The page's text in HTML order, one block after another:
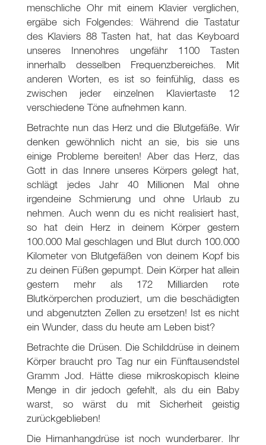
menschliche Ohr mit einem Klavier verglichen,
ergäbe sich Folgendes: Während die Tastatur
des Klaviers 88 Tasten hat, hat das Keyboard
unseres Innenohres ungefähr 1100 Tasten
innerhalb desselben Frequenzbereiches. Mit
anderen Worten, es ist so feinfühlig, dass es
zwischen jeder einzelnen Klaviertaste 12
verschiedene Töne aufnehmen kann.
Betrachte nun das Herz und die Blutgefäße. Wir
denken gewöhnlich nicht an sie, bis sie uns
einige Probleme bereiten! Aber das Herz, das
Gott in das Innere unseres Körpers gelegt hat,
schlägt jedes Jahr 40 Millionen Mal ohne
irgendeine Schmierung und ohne Urlaub zu
nehmen. Auch wenn du es nicht realisiert hast,
so hat dein Herz in deinem Körper gestern
100.000 Mal geschlagen und Blut durch 100.000
Kilometer von Blutgefäßen von deinem Kopf bis
zu deinen Füßen gepumpt. Dein Körper hat allein
gestern mehr als 172 Milliarden rote
Blutkörperchen produziert, um die beschädigten
und abgenutzten Zellen zu ersetzen! Ist es nicht
ein Wunder, dass du heute am Leben bist?
Betrachte die Drüsen. Die Schilddrüse in deinem
Körper braucht pro Tag nur ein Fünftausendstel
Gramm Jod. Hätte diese mikroskopisch kleine
Menge in dir jedoch gefehlt, als du ein Baby
warst, so wärst du mit Sicherheit geistig
zurückgeblieben!
Die Hirnanhangdrüse ist noch wunderbarer. Ihr